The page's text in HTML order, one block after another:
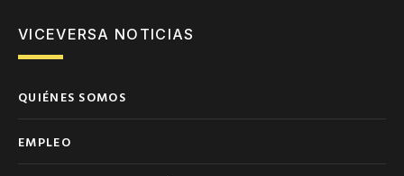
VICEVERSA NOTICIAS
QUIÉNES SOMOS
EMPLEO